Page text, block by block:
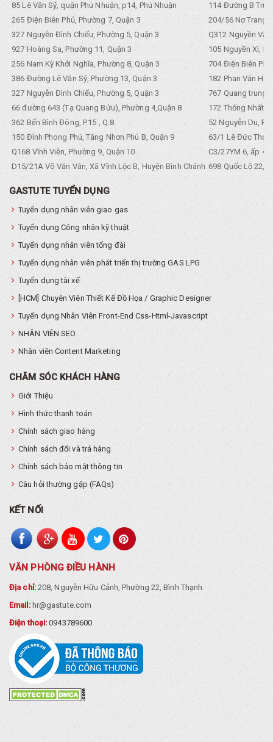
85 Lê Văn Sỹ, quận Phú Nhuận, p14, Phú Nhuận
114 Đường B
265 Điện Biên Phủ, Phường 7, Quận 3
204/56 Nơ Trang
327 Nguyễn Đình Chiểu, Phường 5, Quận 3
Q312 Nguyền
927 Hoàng Sa, Phường 11, Quận 3
105 Nguyền Xí,
256 Nam Kỳ Khởi Nghĩa, Phường 8, Quận 3
704 Điện Biên
386 Đường Lê Văn Sỹ, Phường 13, Quận 3
182 Phan Văn
327 Nguyễn Đình Chiểu, Phường 5, Quận 3
767 Quang trung,
66 đường 643 (Tạ Quang Bửu), Phường 4,Quận 8
172 Thống Nhất.
362 Bến Bình Đông, P.15 , Q.8
52 Nguyễn Du,
150 Đình Phong Phú, Tăng Nhơn Phú B, Quận 9
63/1 Lê Đức Thọ,
Q168 Vĩnh Viễn, Phường 9, Quận 10
C3/27YM 6, ấp 4,
D15/21A Võ Văn Vân, Xã Vĩnh Lộc B, Huyện Bình Chánh 698 Quốc Lộ 22,
GASTUTE TUYỂN DỤNG
Tuyển dụng nhân viên giao gas
Tuyển dụng Công nhân kỹ thuật
Tuyển dụng nhân viên tổng đài
Tuyển dụng nhân viên phát triển thị trường GAS LPG
Tuyển dụng tài xế
[HCM] Chuyên Viên Thiết Kế Đồ Họa / Graphic Designer
Tuyển dụng Nhân Viên Front-End Css-Html-Javascript
NHÂN VIÊN SEO
Nhân viên Content Marketing
CHĂM SÓC KHÁCH HÀNG
Giới Thiệu
Hình thức thanh toán
Chính sách giao hàng
Chính sách đổi và trả hàng
Chính sách bảo mật thông tin
Câu hỏi thường gặp (FAQs)
KẾT NỐI
VĂN PHÒNG ĐIỀU HÀNH
Địa chỉ:208, Nguyễn Hữu Cảnh, Phường 22, Bình Thạnh
Email:hr@gastute.com
Điện thoại:0943789600